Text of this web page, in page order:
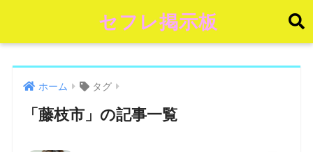
セフレ掲示板
ホーム タグ
「藤枝市」の記事一覧